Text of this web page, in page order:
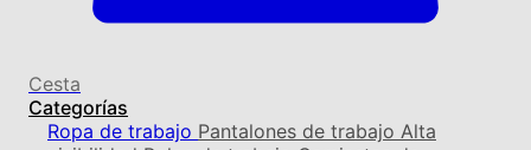
Cesta
Categorías
Ropa de trabajo Pantalones de trabajo Alta